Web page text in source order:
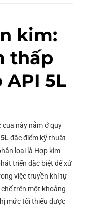
kim:
thấp
5L
này nằm ở quy
đặc điểm kỹ thuật
loại là Hợp kim
triển đặc biệt để xử
việc truyền khí tự
trên một khoảng
mức tối thiểu được